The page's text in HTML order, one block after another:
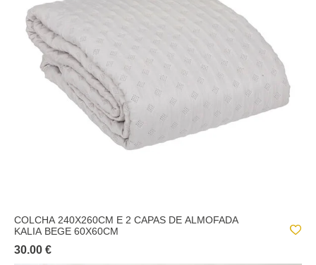
COLCHA 240X260CM E 2 CAPAS DE ALMOFADA
KALIA BEGE 60X60CM
30.00 €